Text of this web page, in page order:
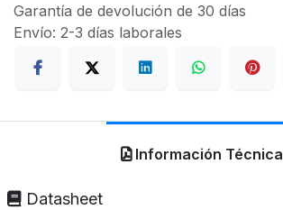
Garantía de devolución de 30 días
Envío: 2-3 días laborales
Información Técnica
Datasheet